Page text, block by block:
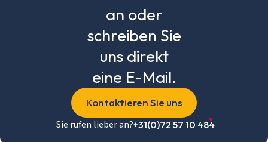
an oder
schreiben Sie
uns direkt
eine E-Mail.
Kontaktieren Sie uns
Sie rufen lieber an?+31(0)72 57 10 484
Passwort vergessen?
Passwort